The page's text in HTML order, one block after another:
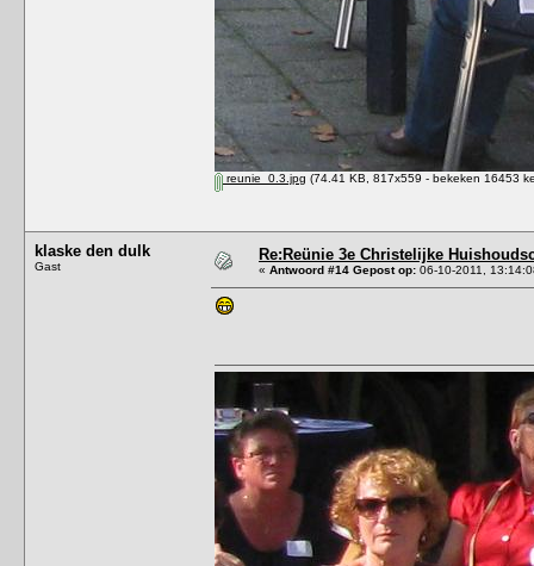
reunie_0.3.jpg (74.41 KB, 817x559 - bekeken 16453
klaske den dulk
Gast
Re:Reünie 3e Christelijke
« Antwoord #14 Gepost op: 06-10-2011,